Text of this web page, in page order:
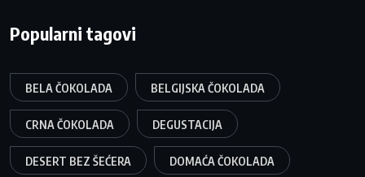
Popularni tagovi
BELA ČOKOLADA BELGIJSKA ČOKOLADA
CRNA ČOKOLADA DEGUSTACIJA
DESERT BEZ ŠEĆERA DOMAĆA ČOKOLADA